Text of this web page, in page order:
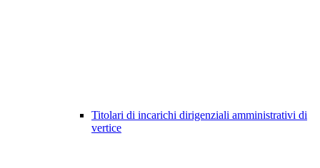
Titolari di incarichi dirigenziali amministrativi di
vertice